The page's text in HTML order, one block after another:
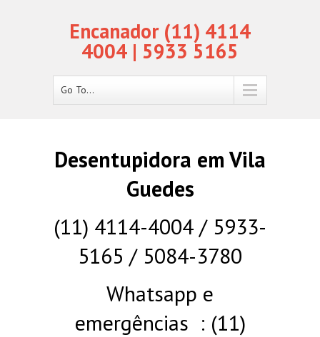
Encanador (11) 4114
4004 | 5933 5165
Go To...
Desentupidora em Vila
Guedes
(11) 4114-4004 / 5933-
5165 / 5084-3780
Whatsapp e
emergências : (11)